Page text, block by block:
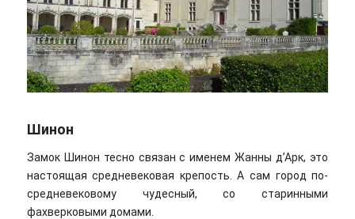
Шинон
Замок Шинон тесно связан с именем Жанны д’Арк, это
настоящая средневековая крепость. А сам город по-
средневековому чудесный, со старинными
фахверковыми домами.